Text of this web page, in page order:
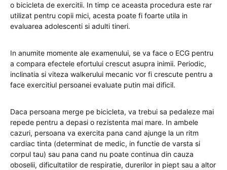
o bicicleta de exercitii. In timp ce aceasta procedura este rar
utilizat pentru copii mici, acesta poate fi foarte utila in
evaluarea adolescenti si adulti tineri.
In anumite momente ale examenului, se va face o ECG pentru
a compara efectele efortului crescut asupra inimii. Periodic,
inclinatia si viteza walkerului mecanic vor fi crescute pentru a
face exercitiul persoanei evaluate putin mai dificil.
Daca persoana merge pe bicicleta, va trebui sa pedaleze mai
repede pentru a depasi o rezistenta mai mare. In ambele
cazuri, persoana va exercita pana cand ajunge la un ritm
cardiac tinta (determinat de medic, in functie de varsta si
corpul tau) sau pana cand nu poate continua din cauza
oboselii, dificultatilor de respiratie, durerilor in piept sau a altor